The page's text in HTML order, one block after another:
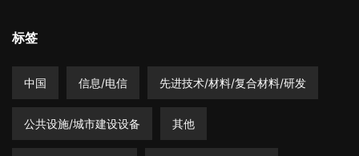
标签
中国 信息/电信 先进技术/材料/复合材料/研发
公共设施/城市建设设备 其他